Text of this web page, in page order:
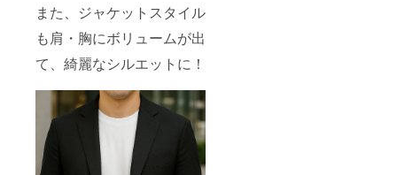
また、ジャケットスタイル
も肩・胸にボリュームが出
て、綺麗なシルエットに！